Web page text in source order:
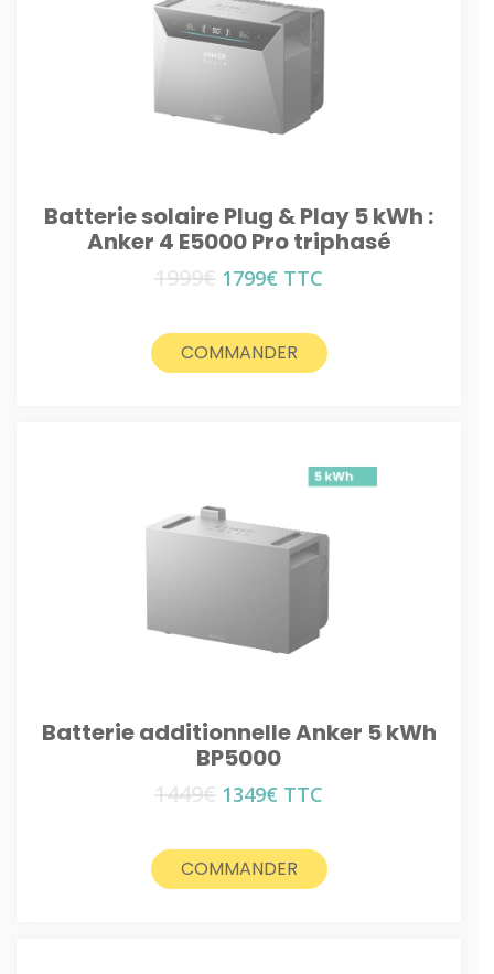
Batterie solaire Plug & Play 5 kWh :
Anker 4 E5000 Pro triphasé
1999€ Le
était :
1999€.
1799€ Le
est :
1799€.
TTC
COMMANDER
Batterie additionnelle Anker 5 kWh
BP5000
1449€ Le
était :
1449€.
1349€ Le
est :
1349€.
TTC
COMMANDER